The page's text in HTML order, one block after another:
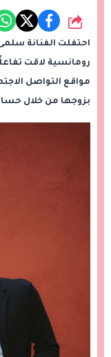
شارك
احتفلت الفنانة
رومانسية لاقت
مواقع التواصل
بزوجها من خلال